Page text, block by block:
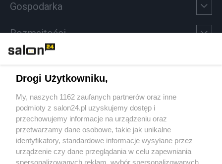
Gospodarka
Rozmaitości
Sport
Społeczeństwo
Kultura
Drogi Użytkowniku,
My, naszych 1162 zaufanych partnerów oraz inne
podmioty z salon24.pl uzyskujemy dostęp i
przechowujemy informacje na urządzeniu oraz
przetwarzamy dane osobowe, takie jak unikalne
identyfikatory, standardowe informacje wysyłane przez
urządzenie czy dane przeglądania w celu zapewniania
spersonalizowanych reklam, wybór spersonalizowanych